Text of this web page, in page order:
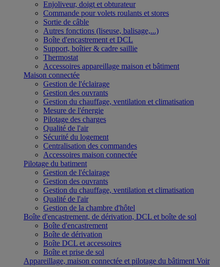
Enjoliveur, doigt et obturateur
Commande pour volets roulants et stores
Sortie de câble
Autres fonctions (liseuse, balisage,...)
Boîte d'encastrement et DCL
Support, boîtier & cadre saillie
Thermostat
Accessoires appareillage maison et bâtiment
Maison connectée
Gestion de l'éclairage
Gestion des ouvrants
Gestion du chauffage, ventilation et climatisation
Mesure de l'énergie
Pilotage des charges
Qualité de l'air
Sécurité du logement
Centralisation des commandes
Accessoires maison connectée
Pilotage du batiment
Gestion de l'éclairage
Gestion des ouvrants
Gestion du chauffage, ventilation et climatisation
Qualité de l'air
Gestion de la chambre d'hôtel
Boîte d'encastrement, de dérivation, DCL et boîte de sol
Boîte d'encastrement
Boîte de dérivation
Boîte DCL et accessoires
Boîte et prise de sol
Appareillage, maison connectée et pilotage du bâtiment Voir